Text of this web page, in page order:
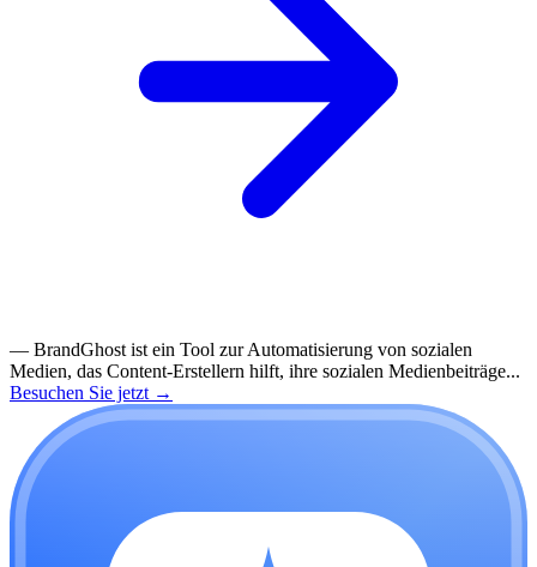
— BrandGhost ist ein Tool zur Automatisierung von sozialen
Medien, das Content-Erstellern hilft, ihre sozialen Medienbeiträge...
Besuchen Sie jetzt →